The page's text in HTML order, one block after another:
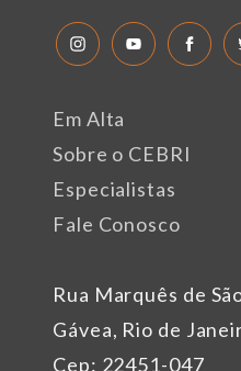
Rua Marquês de
Gávea, Rio de
Cep: 22451-047
Em Alta
Sobre o CEBRI
Especialistas
Fale Conosco